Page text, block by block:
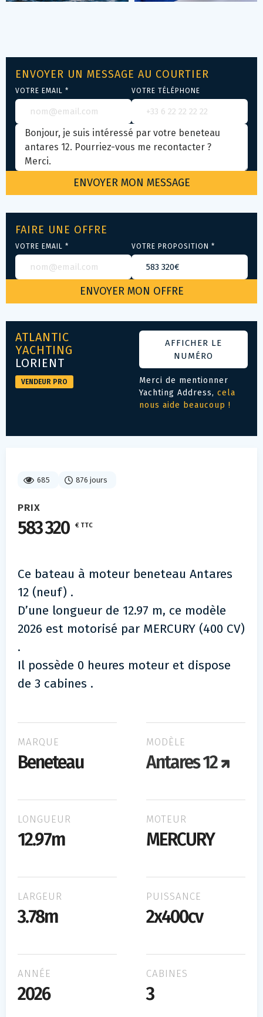
685 876 jours
PRIX
583 320 € TTC
Ce bateau à moteur beneteau Antares
12 (neuf) .
D’une longueur de 12.97 m, ce modèle
2026 est motorisé par MERCURY (400 CV)
.
Il possède 0 heures moteur et dispose
de 3 cabines .
MARQUE
Beneteau
MODÈLE
Antares 12
LONGUEUR
12.97m
MOTEUR
MERCURY
LARGEUR
3.78m
PUISSANCE
2x400cv
ANNÉE
2026
CABINES
3
ENVOYER UN MESSAGE AU COURTIER
VOTRE EMAIL * VOTRE TÉLÉPHONE
FAIRE UNE OFFRE
VOTRE EMAIL * VOTRE PROPOSITION *
ATLANTIC
YACHTING
LORIENT
VENDEUR PRO
AFFICHER LE
NUMÉRO
Merci de mentionner
Yachting Address, cela
nous aide beaucoup !